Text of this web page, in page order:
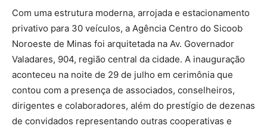
Com uma estrutura moderna, arrojada e estacionamento
privativo para 30 veículos, a Agência Centro do Sicoob
Noroeste de Minas foi arquitetada na Av. Governador
Valadares, 904, região central da cidade. A inauguração
aconteceu na noite de 29 de julho em cerimônia que
contou com a presença de associados, conselheiros,
dirigentes e colaboradores, além do prestígio de dezenas
de convidados representando outras cooperativas e